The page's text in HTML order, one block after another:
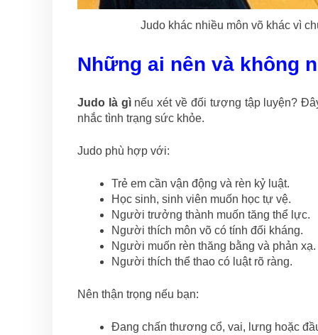
Judo khác nhiều môn võ khác vì
Những ai nên và không
Judo là gìnếu xét về đối tượng tập luyện?
nhắc tình trạng sức khỏe.
Judo phù hợp với:
Trẻ em cần vận động và rèn kỷ luật.
Học sinh, sinh viên muốn học tự vệ.
Người trưởng thành muốn tăng thể lực.
Người thích môn võ có tính đối kháng.
Người muốn rèn thăng bằng và phản xạ.
Người thích thể thao có luật rõ ràng.
Nên thận trọng nếu bạn:
Đang chấn thương cổ, vai, lưng hoặc